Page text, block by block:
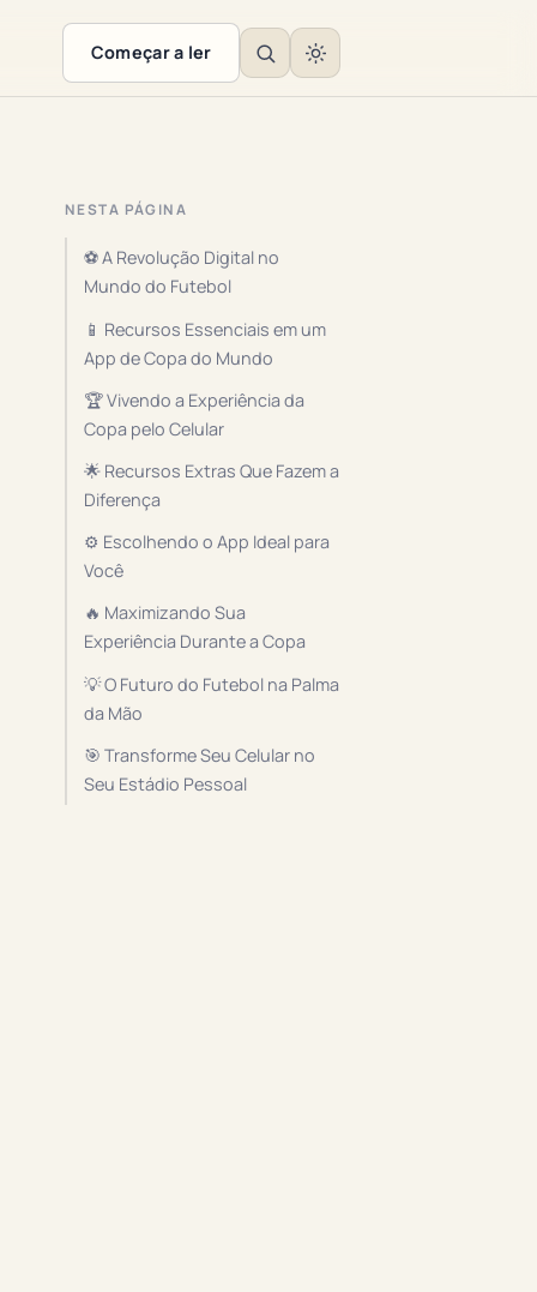
Começar a ler
NESTA PÁGINA
⚽ A Revolução Digital no
Mundo do Futebol
📱 Recursos Essenciais em um
App de Copa do Mundo
🏆 Vivendo a Experiência da
Copa pelo Celular
🌟 Recursos Extras Que Fazem a
Diferença
⚙️ Escolhendo o App Ideal para
Você
🔥 Maximizando Sua
Experiência Durante a Copa
💡 O Futuro do Futebol na Palma
da Mão
🎯 Transforme Seu Celular no
Seu Estádio Pessoal